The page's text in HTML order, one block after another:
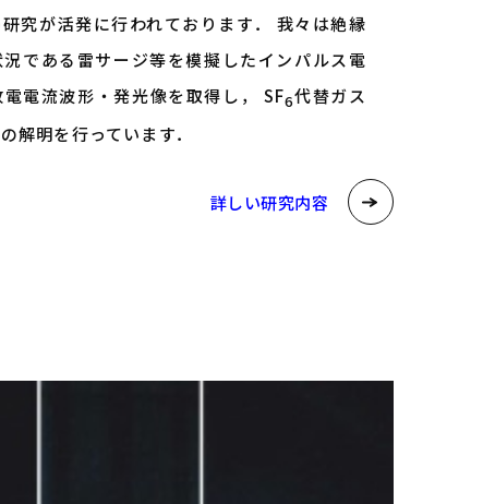
究が活発に行われております． 我々は絶縁
況である雷サージ等を模擬したインパルス電
電流波形・発光像を取得し， SF6代替ガス
解明を行っています．
詳しい研究内容